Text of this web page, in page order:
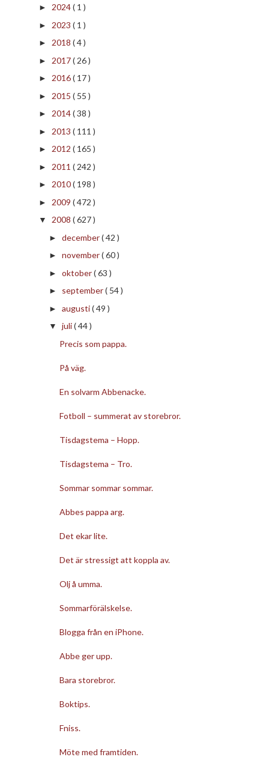
► 2024( 1 )
► 2023 ( 1 )
► 2018 ( 4 )
► 2017( 26 )
► 2016( 17 )
► 2015 ( 55 )
► 2014( 38 )
► 2013 ( 111 )
► 2012 ( 165 )
► 2011 ( 242 )
► 2010( 198 )
► 2009 ( 472 )
▼ 2008 ( 627 )
► december( 42 )
► november( 60 )
► oktober( 63 )
► september( 54 )
► augusti( 49 )
▼ juli( 44 )
Precis som pappa.
På väg.
En solvarm Abbenacke.
Fotboll – summerat av storebror.
Tisdagstema – Hopp.
Tisdagstema – Tro.
Sommar sommar sommar.
Abbes pappa arg.
Det ekar lite.
Det är stressigt att koppla av.
Olj å umma.
Sommarförälskelse.
Blogga från en iPhone.
Abbe ger upp.
Bara storebror.
Boktips.
Fniss.
Möte med framtiden.